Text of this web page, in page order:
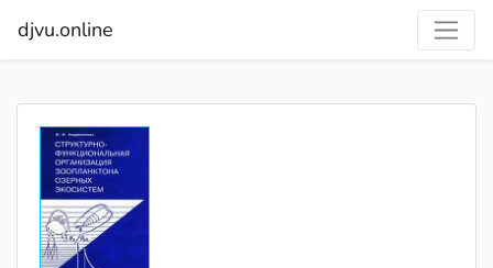
djvu.online